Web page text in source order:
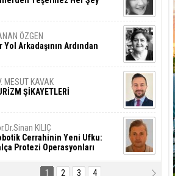
ÖZGEN
Yol Arkadaşının Ardından
MESUT KAVAK
ŞİKAYETLERİ
KILIÇ
Cerrahinin Yeni Ufku:
Protezi Operasyonları
BAŞAN
1 2 3 4